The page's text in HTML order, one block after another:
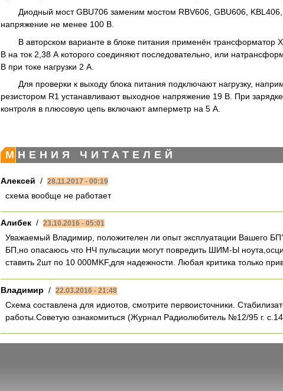
Диодный мост GBU706 заменим мостом RBV606, GBU606,
напряжение не менее 100 В.
В авторском варианте в блоке питания применён
В на ток 2,38 А которого соединяют последовательно, или
В при токе нагрузки 2 А.
Для проверки к выходу блока питания подключают нагрузку,
резистором R1 устанавливают выходное напряжение 19 В. При
контроля в плюсовую цепь включают амперметр на 5 А.
МНЕНИЯ ЧИТАТЕЛЕЙ
Алексей / 28.11.2017 - 00:19
схема вообще не работает
Алибек / 23.10.2016 - 05:01
Уважаемый Владимир, положителен ли опыт эксплуатации Вашего
БП,но опасаюсь что НЧ пульсации могут повредить ШИМ-Ы
ставить 2шт по 10 000MKF,для надежности. Любая критика только
Владимир / 22.03.2016 - 21:48
Схема составлена для идиотов, смотрите первоисточники.
работы.Советую ознакомиться (Журнал Радиолюбитель №12/95 г.